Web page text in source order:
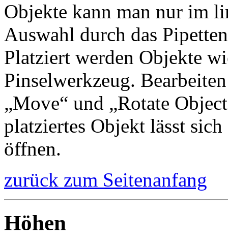
Objekte kann man nur im
Auswahl durch das
Platziert werden Objekte
Pinselwerkzeug.
„Move“ und „Rotate
platziertes Objekt lässt
öffnen.
zurück zum Seitenanfang
Höhen